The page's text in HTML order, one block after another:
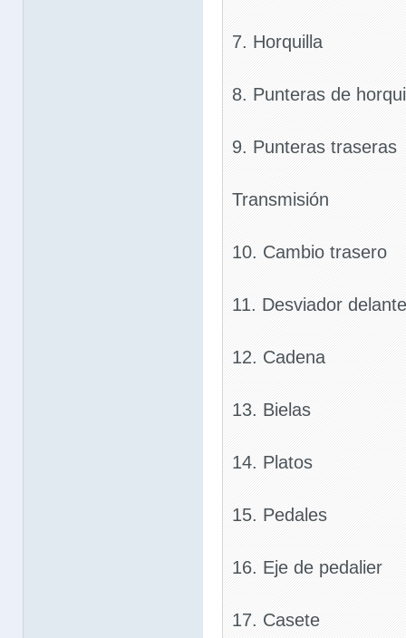
7. Horquilla
8. Punteras de
9. Punteras traseras
Transmisión
10. Cambio trasero
11. Desviador
12. Cadena
13. Bielas
14. Platos
15. Pedales
16. Eje de pedalier
17. Casete